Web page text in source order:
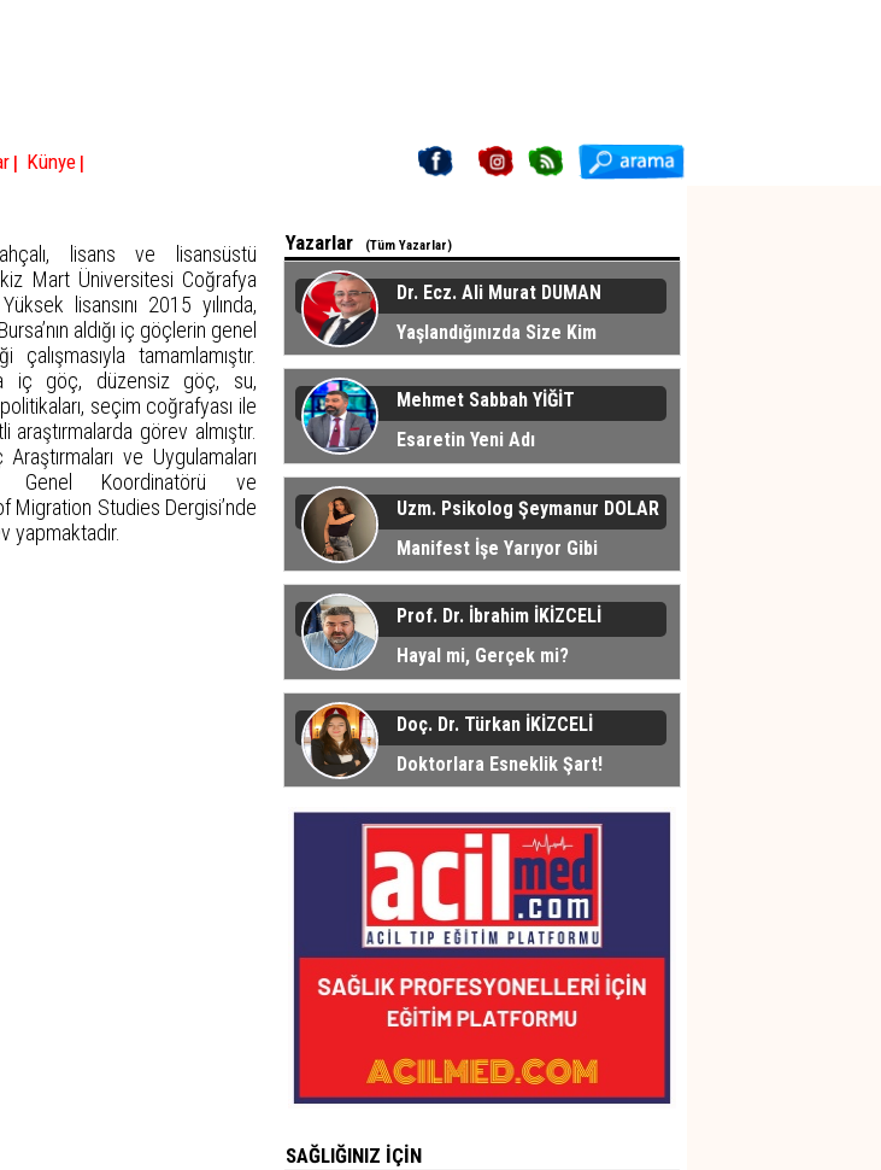
| Künye |
lisans ve lisansüstü
Mart Üniversitesi Coğrafya
lisansını 2015 yılında,
aldığı iç göçlerin genel
tamamlamıştır.
iç göç, düzensiz göç, su,
seçim coğrafyası ile
görev almıştır.
ve Uygulamaları
Genel Koordinatörü ve
Migration Studies Dergisi’nde
yapmaktadır.
Yazarlar (Tüm Yazarlar)
Dr. Ecz. Ali Murat DUMAN
Yaşlandığınızda Size Kim
Bakacak?
Mehmet Sabbah YİĞİT
Esaretin Yeni Adı
Uzm. Psikolog Şeymanur DOLAR
Manifest İşe Yarıyor Gibi
Görünüyor... Peki Neden?
Prof. Dr. İbrahim İKİZCELİ
Hayal mi, Gerçek mi?
Doç. Dr. Türkan İKİZCELİ
Doktorlara Esneklik Şart!
SAĞLIĞINIZ İÇİN